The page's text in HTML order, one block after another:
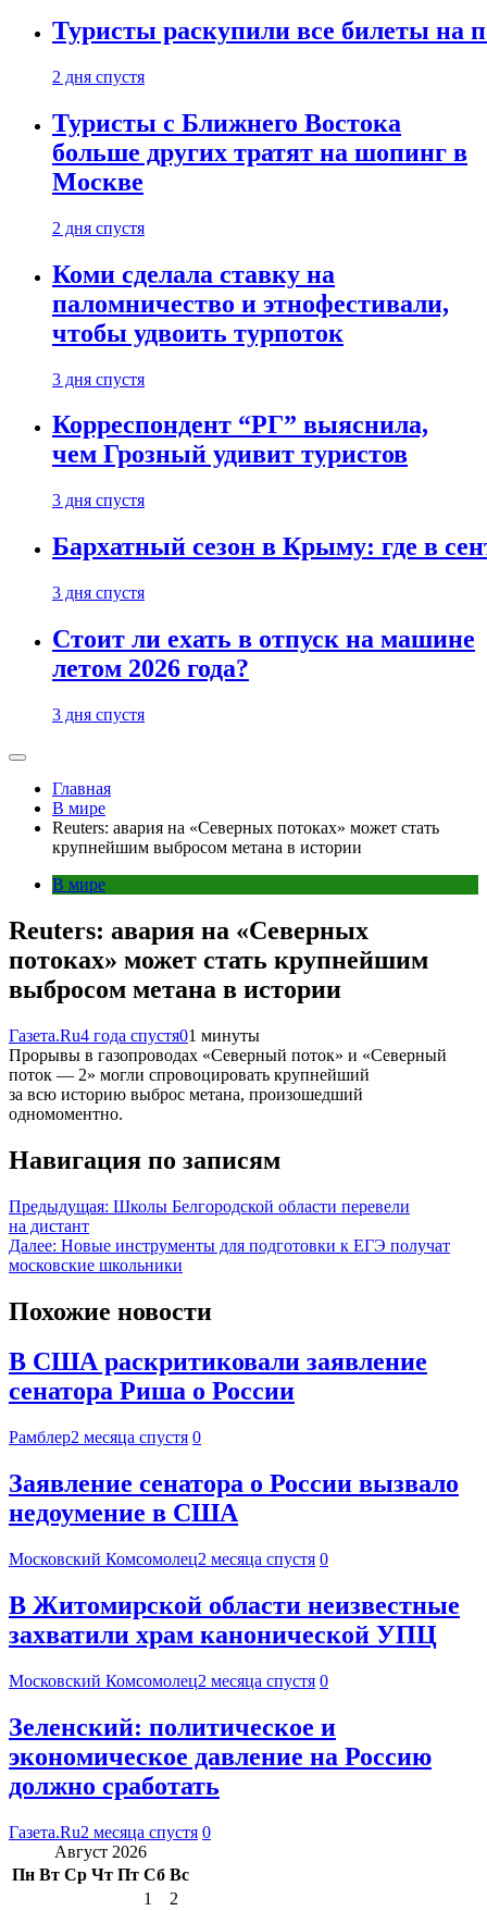
Туристы раскупили все билеты на
2 дня спустя
Туристы с Ближнего Востока
больше других тратят на шопинг в
Москве
2 дня спустя
Коми сделала ставку на
паломничество и этнофестивали,
чтобы удвоить турпоток
3 дня спустя
Корреспондент “РГ” выяснила,
чем Грозный удивит туристов
3 дня спустя
Бархатный сезон в Крыму: где в
3 дня спустя
Стоит ли ехать в отпуск на машине
летом 2026 года?
3 дня спустя
Главная
В мире
Reuters: авария на «Северных потоках» может стать
крупнейшим выбросом метана в истории
В мире
Reuters: авария на «Северных
потоках» может стать крупнейшим
выбросом метана в истории
Газета.Ru4 года спустя01 минуты
Прорывы в газопроводах «Северный поток» и «Северный
поток — 2» могли спровоцировать крупнейший
за всю историю выброс метана, произошедший
одномоментно.
Навигация по записям
Предыдущая: Школы Белгородской области перевели
на дистант
Далее: Новые инструменты для подготовки к ЕГЭ получат
московские школьники
Похожие новости
В США раскритиковали заявление
сенатора Риша о России
Рамблер2 месяца спустя 0
Заявление сенатора о России вызвало
недоумение в США
Московский Комсомолец2 месяца спустя 0
В Житомирской области неизвестные
захватили храм канонической УПЦ
Московский Комсомолец2 месяца спустя 0
Зеленский: политическое и
экономическое давление на Россию
должно сработать
Газета.Ru2 месяца спустя 0
Август 2026
Пн Вт Ср Чт Пт Сб Вс
1
2